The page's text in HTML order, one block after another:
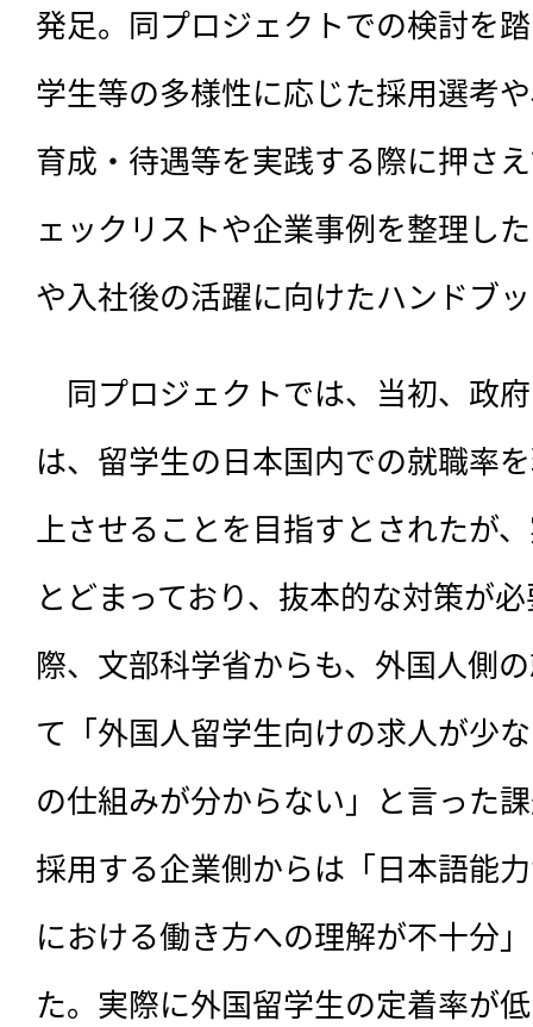
発足。同プロジェクトでの検討を
学生等の多様性に応じた採用選考
育成・待遇等を実践する際に押さ
ェックリストや企業事例を整理し
や入社後の活躍に向けたハンドブ
同プロジェクトでは、 当初、政
は、留学生の日本国内での就職率
上させることを目指すとされたが
とどまっており、抜本的な対策が
際、文部科学省からも、外国人側
て「外国人留学生向けの求人が少
の仕組みが分からない」と言った
採用する企業側からは「日本語能
における働き方への理解が不十分
た。実際に外国留学生の定着率が